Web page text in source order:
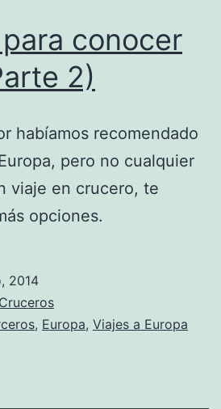
conocer
2)
habíamos recomendado
pero no cualquier
viaje en crucero, te
opciones.
2014
Cruceros
, Europa, Viajes a Europa